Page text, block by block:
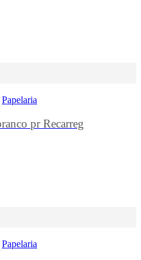
Papelaria
pr Recarreg
Papelaria